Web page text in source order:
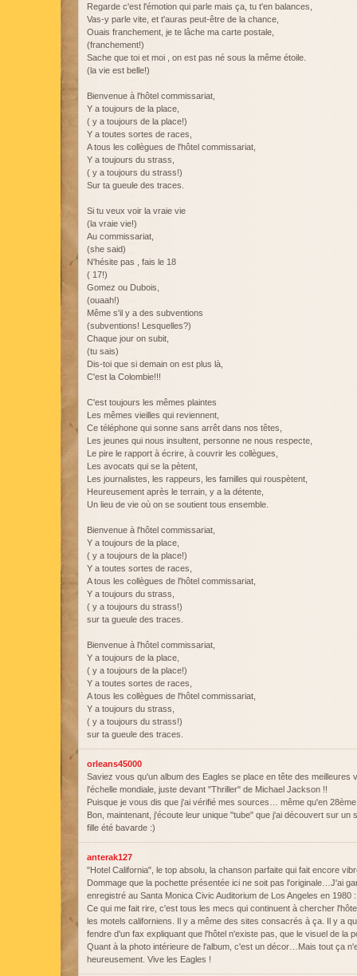
Regarde c'est l'émotion qui parle mais ça, tu t'en balances,
Vas-y parle vite, et t'auras peut-être de la chance,
Ouais franchement, je te lâche ma carte postale,
(franchement!)
Sache que toi et moi , on est pas né sous la même étoile.
(la vie est belle!)
Bienvenue à l'hôtel commissariat,
Y a toujours de la place,
( y a toujours de la place!)
Y a toutes sortes de races,
A tous les collègues de l'hôtel commissariat,
Y a toujours du strass,
( y a toujours du strass!)
Sur ta gueule des traces.
Si tu veux voir la vraie vie
(la vraie vie!)
Au commissariat,
(she said)
N'hésite pas , fais le 18
( 17!)
Gomez ou Dubois,
(ouaah!)
Même s'il y a des subventions
(subventions! Lesquelles?)
Chaque jour on subit,
(tu sais)
Dis-toi que si demain on est plus là,
C'est la Colombie!!!
C'est toujours les mêmes plaintes
Les mêmes vieilles qui reviennent,
Ce téléphone qui sonne sans arrêt dans nos têtes,
Les jeunes qui nous insultent, personne ne nous respecte,
Le pire le rapport à écrire, à couvrir les collègues,
Les avocats qui se la pètent,
Les journalistes, les rappeurs, les familles qui rouspètent,
Heureusement après le terrain, y a la détente,
Un lieu de vie où on se soutient tous ensemble.
Bienvenue à l'hôtel commissariat,
Y a toujours de la place,
( y a toujours de la place!)
Y a toutes sortes de races,
A tous les collègues de l'hôtel commissariat,
Y a toujours du strass,
( y a toujours du strass!)
sur ta gueule des traces.
Bienvenue à l'hôtel commissariat,
Y a toujours de la place,
( y a toujours de la place!)
Y a toutes sortes de races,
A tous les collègues de l'hôtel commissariat,
Y a toujours du strass,
( y a toujours du strass!)
sur ta gueule des traces.
orleans45000
Saviez vous qu'un album des Eagles se place en tête des meilleures
l'échelle mondiale, juste devant "Thriller" de Michael Jackson !!
Puisque je vous dis que j'ai vérifié mes sources… même qu'en
Bon, maintenant, j'écoute leur unique "tube" que j'ai découvert sur
fille été bavarde :)
anterak127
"Hotel California", le top absolu, la chanson parfaite qui fait encore
Dommage que la pochette présentée ici ne soit pas l'originale…J'ai
enregistré au Santa Monica Civic Auditorium de Los Angeles en 1980
Ce qui me fait rire, c'est tous les mecs qui continuent à chercher
les motels californiens. Il y a même des sites consacrés à ça. Il y a
fendre d'un fax expliquant que l'hôtel n'existe pas, que le visuel de la
Quant à la photo intérieure de l'album, c'est un décor…Mais tout ça
heureusement. Vive les Eagles !